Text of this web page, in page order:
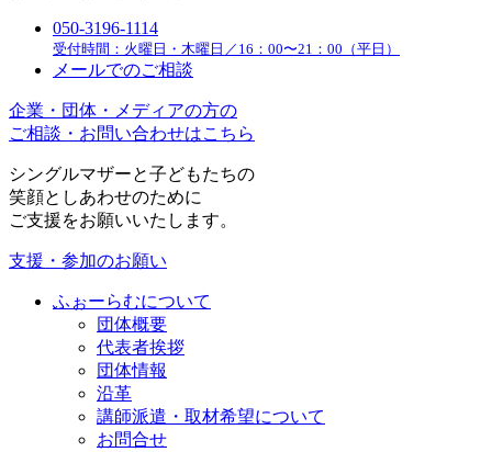
050-3196-1114
受付時間：火曜日・木曜日／16：00〜21：00（平日）
メールでのご相談
企業・団体・メディアの方の
ご相談・お問い合わせはこちら
シングルマザーと子どもたちの
笑顔としあわせのために
ご支援をお願いいたします。
支援・参加のお願い
ふぉーらむについて
団体概要
代表者挨拶
団体情報
沿革
講師派遣・取材希望について
お問合せ